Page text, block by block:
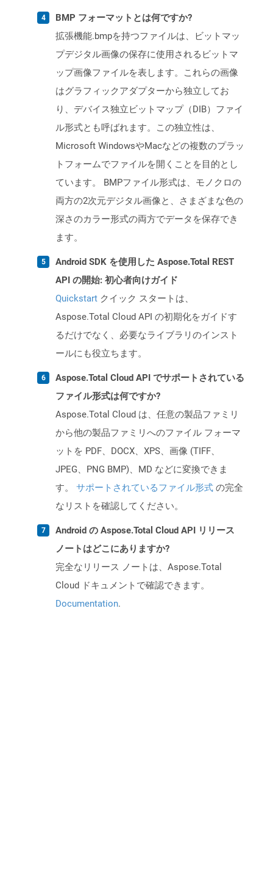
BMP フォーマットとは何ですか?
拡張機能.bmpを持つファイルは、ビットマッ
プデジタル画像の保存に使用されるビットマ
ップ画像ファイルを表します。これらの画像
はグラフィックアダプターから独立してお
り、デバイス独立ビットマップ（DIB）ファイ
ル形式とも呼ばれます。この独立性は、
Microsoft WindowsやMacなどの複数のプラッ
トフォームでファイルを開くことを目的とし
ています。 BMPファイル形式は、モノクロの
両方の2次元デジタル画像と、さまざまな色の
深さのカラー形式の両方でデータを保存でき
ます。
Android SDK を使用した Aspose.Total REST
API の開始: 初心者向けガイド
Quickstart クイック スタートは、
Aspose.Total Cloud API の初期化をガイドす
るだけでなく、必要なライブラリのインスト
ールにも役立ちます。
Aspose.Total Cloud API でサポートされている
ファイル形式は何ですか?
Aspose.Total Cloud は、任意の製品ファミリ
から他の製品ファミリへのファイル フォーマ
ットを PDF、DOCX、XPS、画像 (TIFF、
JPEG、PNG BMP)、MD などに変換できま
す。 サポートされているファイル形式 の完全
なリストを確認してください。
Android の Aspose.Total Cloud API リリース
ノートはどこにありますか?
完全なリリース ノートは、Aspose.Total
Cloud ドキュメントで確認できます。
Documentation.